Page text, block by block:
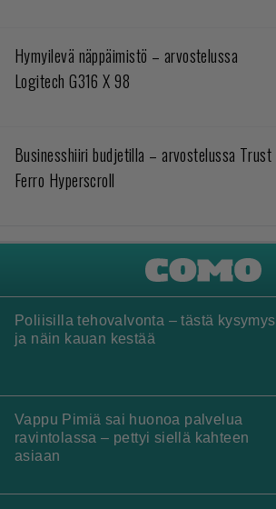
Hymyilevä näppäimistö – arvostelussa
Logitech G316 X 98
Businesshiiri budjetilla – arvostelussa Trust
Ferro Hyperscroll
Poliisilla tehovalvonta – tästä kysymys
ja näin kauan kestää
Vappu Pimiä sai huonoa palvelua
ravintolassa – pettyi siellä kahteen
asiaan